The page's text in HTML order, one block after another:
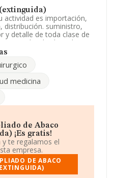
actividad es importación,
distribución. suministro,
y detalle de toda clase de
general toda clase de
La sociedad
al por mayor de
exteriores.
Medica S.L (extinguida)
en Avenida Rafael
Canarias.
de los datos de
nacional la
49.803 millones de euros
de ventas entre todas
millones de euros.
medicina
de Abaco
¡Es gratis!
te regalamos el
empresa.
DE ABACO